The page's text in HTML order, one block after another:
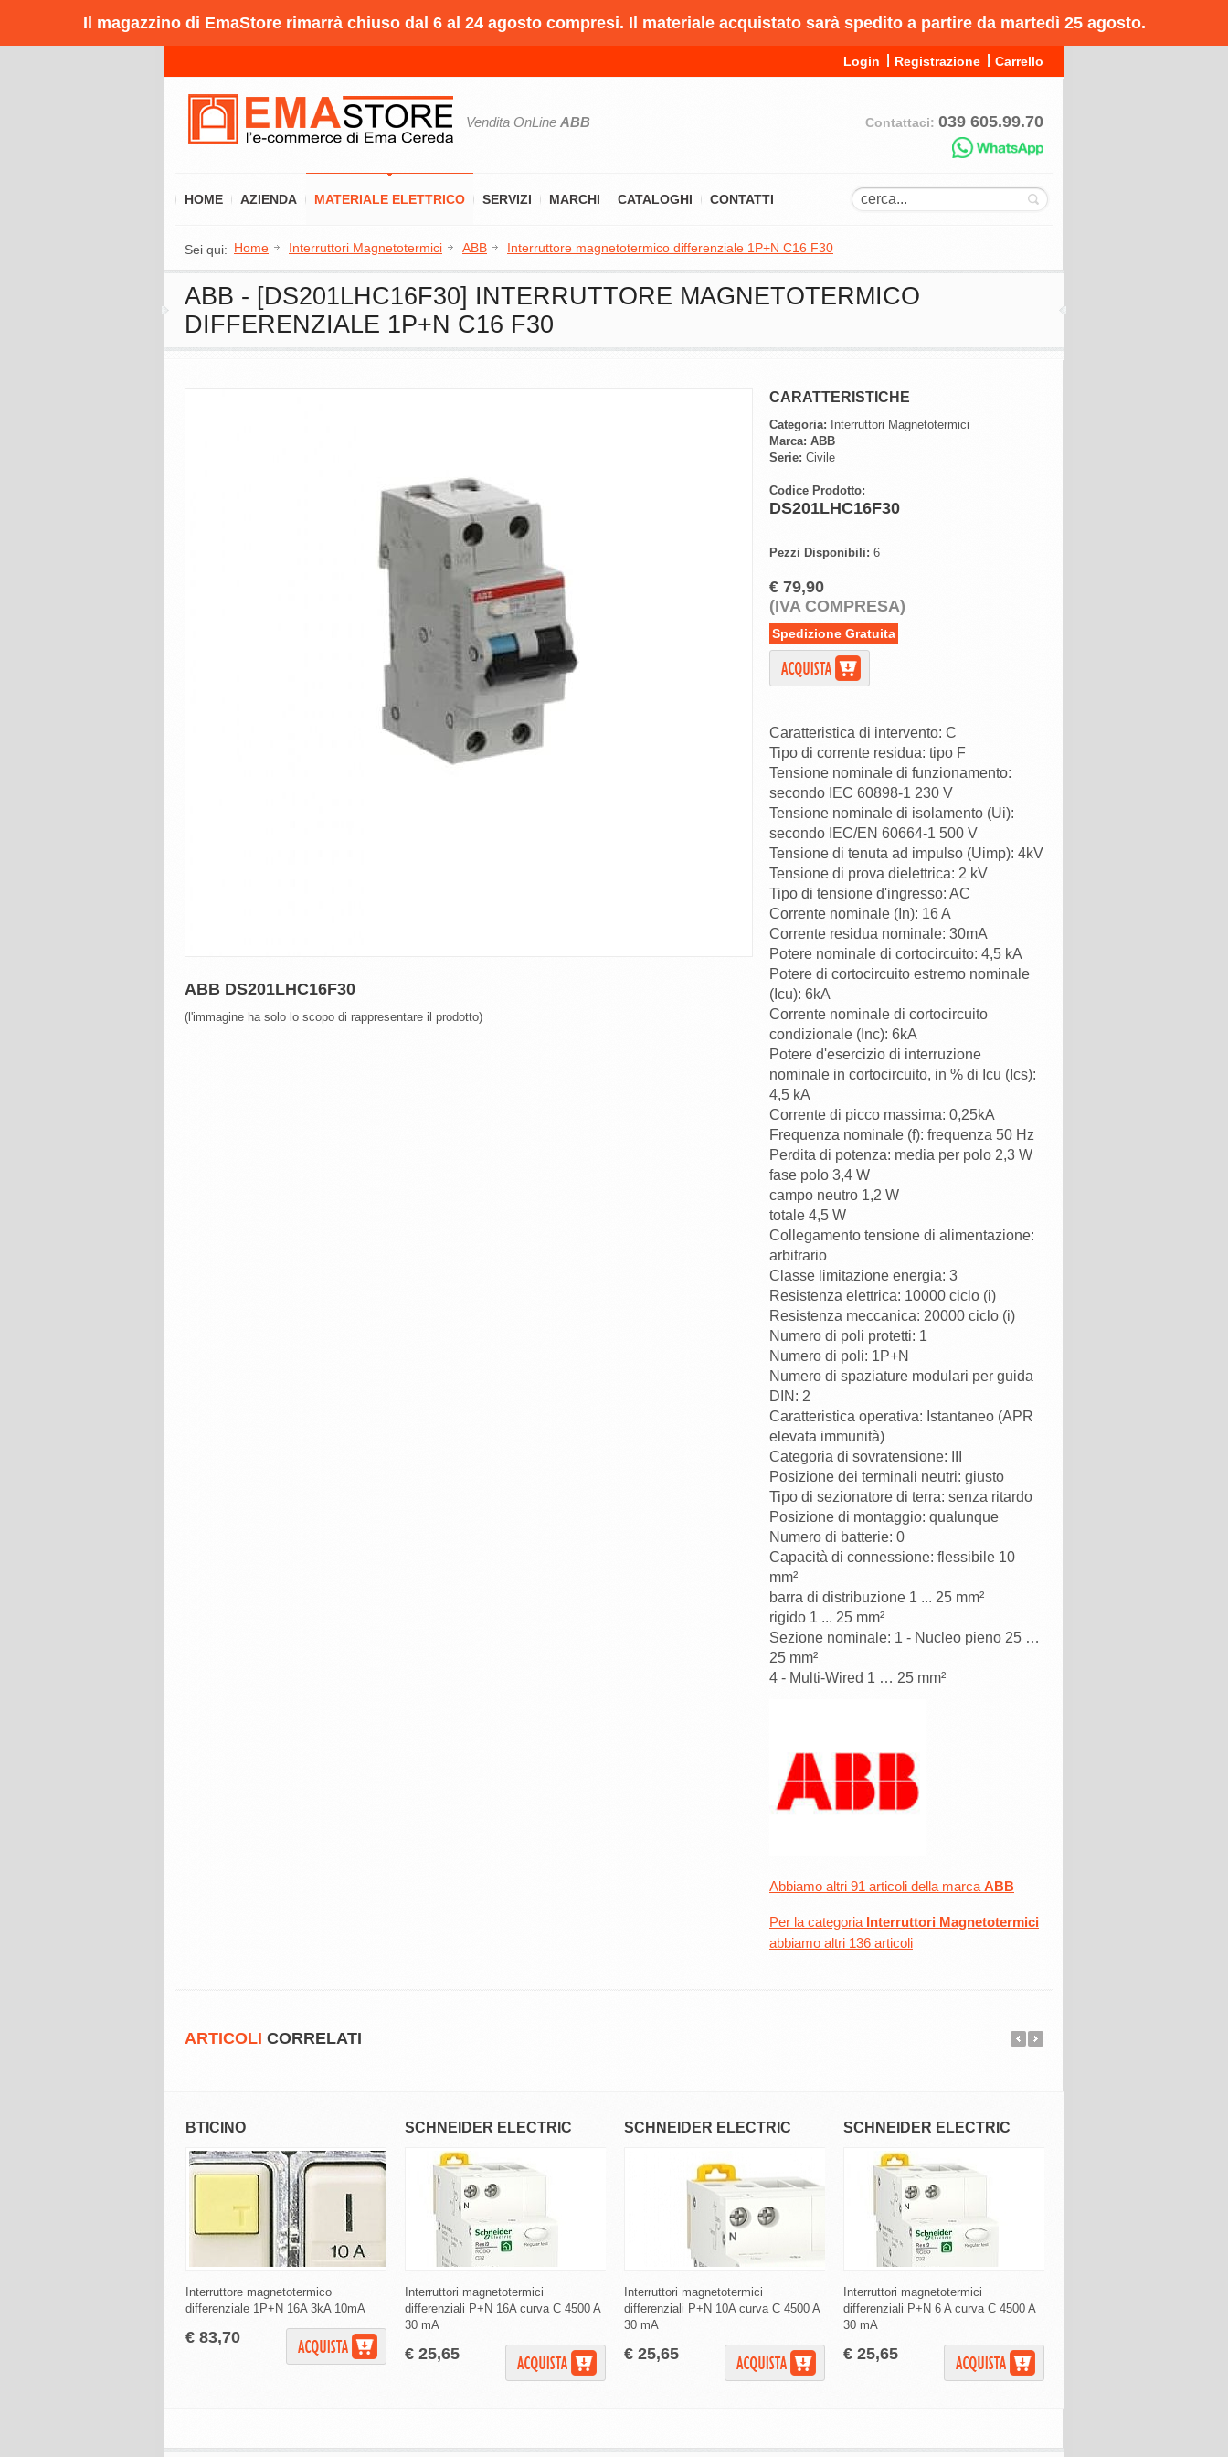
Il magazzino di EmaStore rimarrà chiuso dal 6 al 24 agosto compresi. Il materiale acquistato sarà spedito a partire da martedì 25 agosto.
Login Registrazione Carrello
Vendita OnLine ABB Contattaci: 039 605.99.70
HOME AZIENDA MATERIALE ELETTRICO SERVIZI MARCHI CATALOGHI CONTATTI
Sei qui: Home Interruttori Magnetotermici ABB Interruttore magnetotermico differenziale 1P+N C16 F30
ABB - [DS201LHC16F30] INTERRUTTORE MAGNETOTERMICO
DIFFERENZIALE 1P+N C16 F30
ABB DS201LHC16F30
(l'immagine ha solo lo scopo di rappresentare il prodotto)
CARATTERISTICHE
Categoria: Interruttori Magnetotermici
Marca: ABB
Serie: Civile
Codice Prodotto:
DS201LHC16F30
Pezzi Disponibili: 6
€ 79,90
(IVA COMPRESA)
Spedizione Gratuita
Caratteristica di intervento: C
Tipo di corrente residua: tipo F
Tensione nominale di funzionamento:
secondo IEC 60898-1 230 V
Tensione nominale di isolamento (Ui):
secondo IEC/EN 60664-1 500 V
Tensione di tenuta ad impulso (Uimp): 4kV
Tensione di prova dielettrica: 2 kV
Tipo di tensione d'ingresso: AC
Corrente nominale (In): 16 A
Corrente residua nominale: 30mA
Potere nominale di cortocircuito: 4,5 kA
Potere di cortocircuito estremo nominale
(Icu): 6kA
Corrente nominale di cortocircuito
condizionale (Inc): 6kA
Potere d'esercizio di interruzione
nominale in cortocircuito, in % di Icu (Ics):
4,5 kA
Corrente di picco massima: 0,25kA
Frequenza nominale (f): frequenza 50 Hz
Perdita di potenza: media per polo 2,3 W
fase polo 3,4 W
campo neutro 1,2 W
totale 4,5 W
Collegamento tensione di alimentazione:
arbitrario
Classe limitazione energia: 3
Resistenza elettrica: 10000 ciclo (i)
Resistenza meccanica: 20000 ciclo (i)
Numero di poli protetti: 1
Numero di poli: 1P+N
Numero di spaziature modulari per guida
DIN: 2
Caratteristica operativa: Istantaneo (APR
elevata immunità)
Categoria di sovratensione: III
Posizione dei terminali neutri: giusto
Tipo di sezionatore di terra: senza ritardo
Posizione di montaggio: qualunque
Numero di batterie: 0
Capacità di connessione: flessibile 10
mm²
barra di distribuzione 1 ... 25 mm²
rigido 1 ... 25 mm²
Sezione nominale: 1 - Nucleo pieno 25 …
25 mm²
4 - Multi-Wired 1 … 25 mm²
Abbiamo altri 91 articoli della marca ABB
Per la categoria Interruttori Magnetotermici
abbiamo altri 136 articoli
ARTICOLI CORRELATI
BTICINO
Interruttore magnetotermico
differenziale 1P+N 16A 3kA 10mA
€ 83,70
SCHNEIDER ELECTRIC
Interruttori magnetotermici
differenziali P+N 16A curva C 4500 A
30 mA
€ 25,65
SCHNEIDER ELECTRIC
Interruttori magnetotermici
differenziali P+N 10A curva C 4500 A
30 mA
€ 25,65
SCHNEIDER ELECTRIC
Interruttori magnetotermici
differenziali P+N 6 A curva C 4500 A
30 mA
€ 25,65